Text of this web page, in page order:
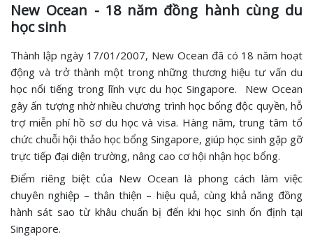
New Ocean - 18 năm đồng hành cùng du
học sinh
Thành lập ngày 17/01/2007, New Ocean đã có 18 năm hoạt
động và trở thành một trong những thương hiệu tư vấn du
học nổi tiếng trong lĩnh vực du học Singapore. New Ocean
gây ấn tượng nhờ nhiều chương trình học bổng độc quyền, hỗ
trợ miễn phí hồ sơ du học và visa. Hàng năm, trung tâm tổ
chức chuỗi hội thảo học bổng Singapore, giúp học sinh gặp gỡ
trực tiếp đại diện trường, nâng cao cơ hội nhận học bổng.
Điểm riêng biệt của New Ocean là phong cách làm việc
chuyên nghiệp – thân thiện – hiệu quả, cùng khả năng đồng
hành sát sao từ khâu chuẩn bị đến khi học sinh ổn định tại
Singapore.